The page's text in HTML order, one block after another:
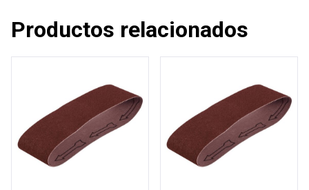
Productos relacionados